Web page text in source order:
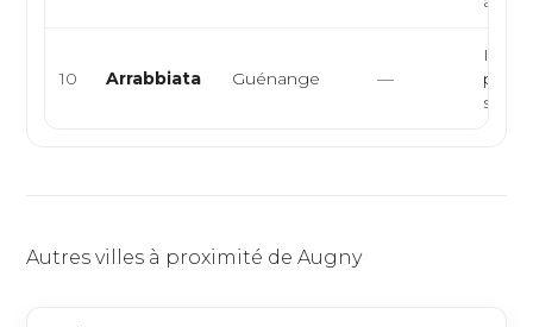
10 Arrabbiata Guénange —
Autres villes à proximité de Augny